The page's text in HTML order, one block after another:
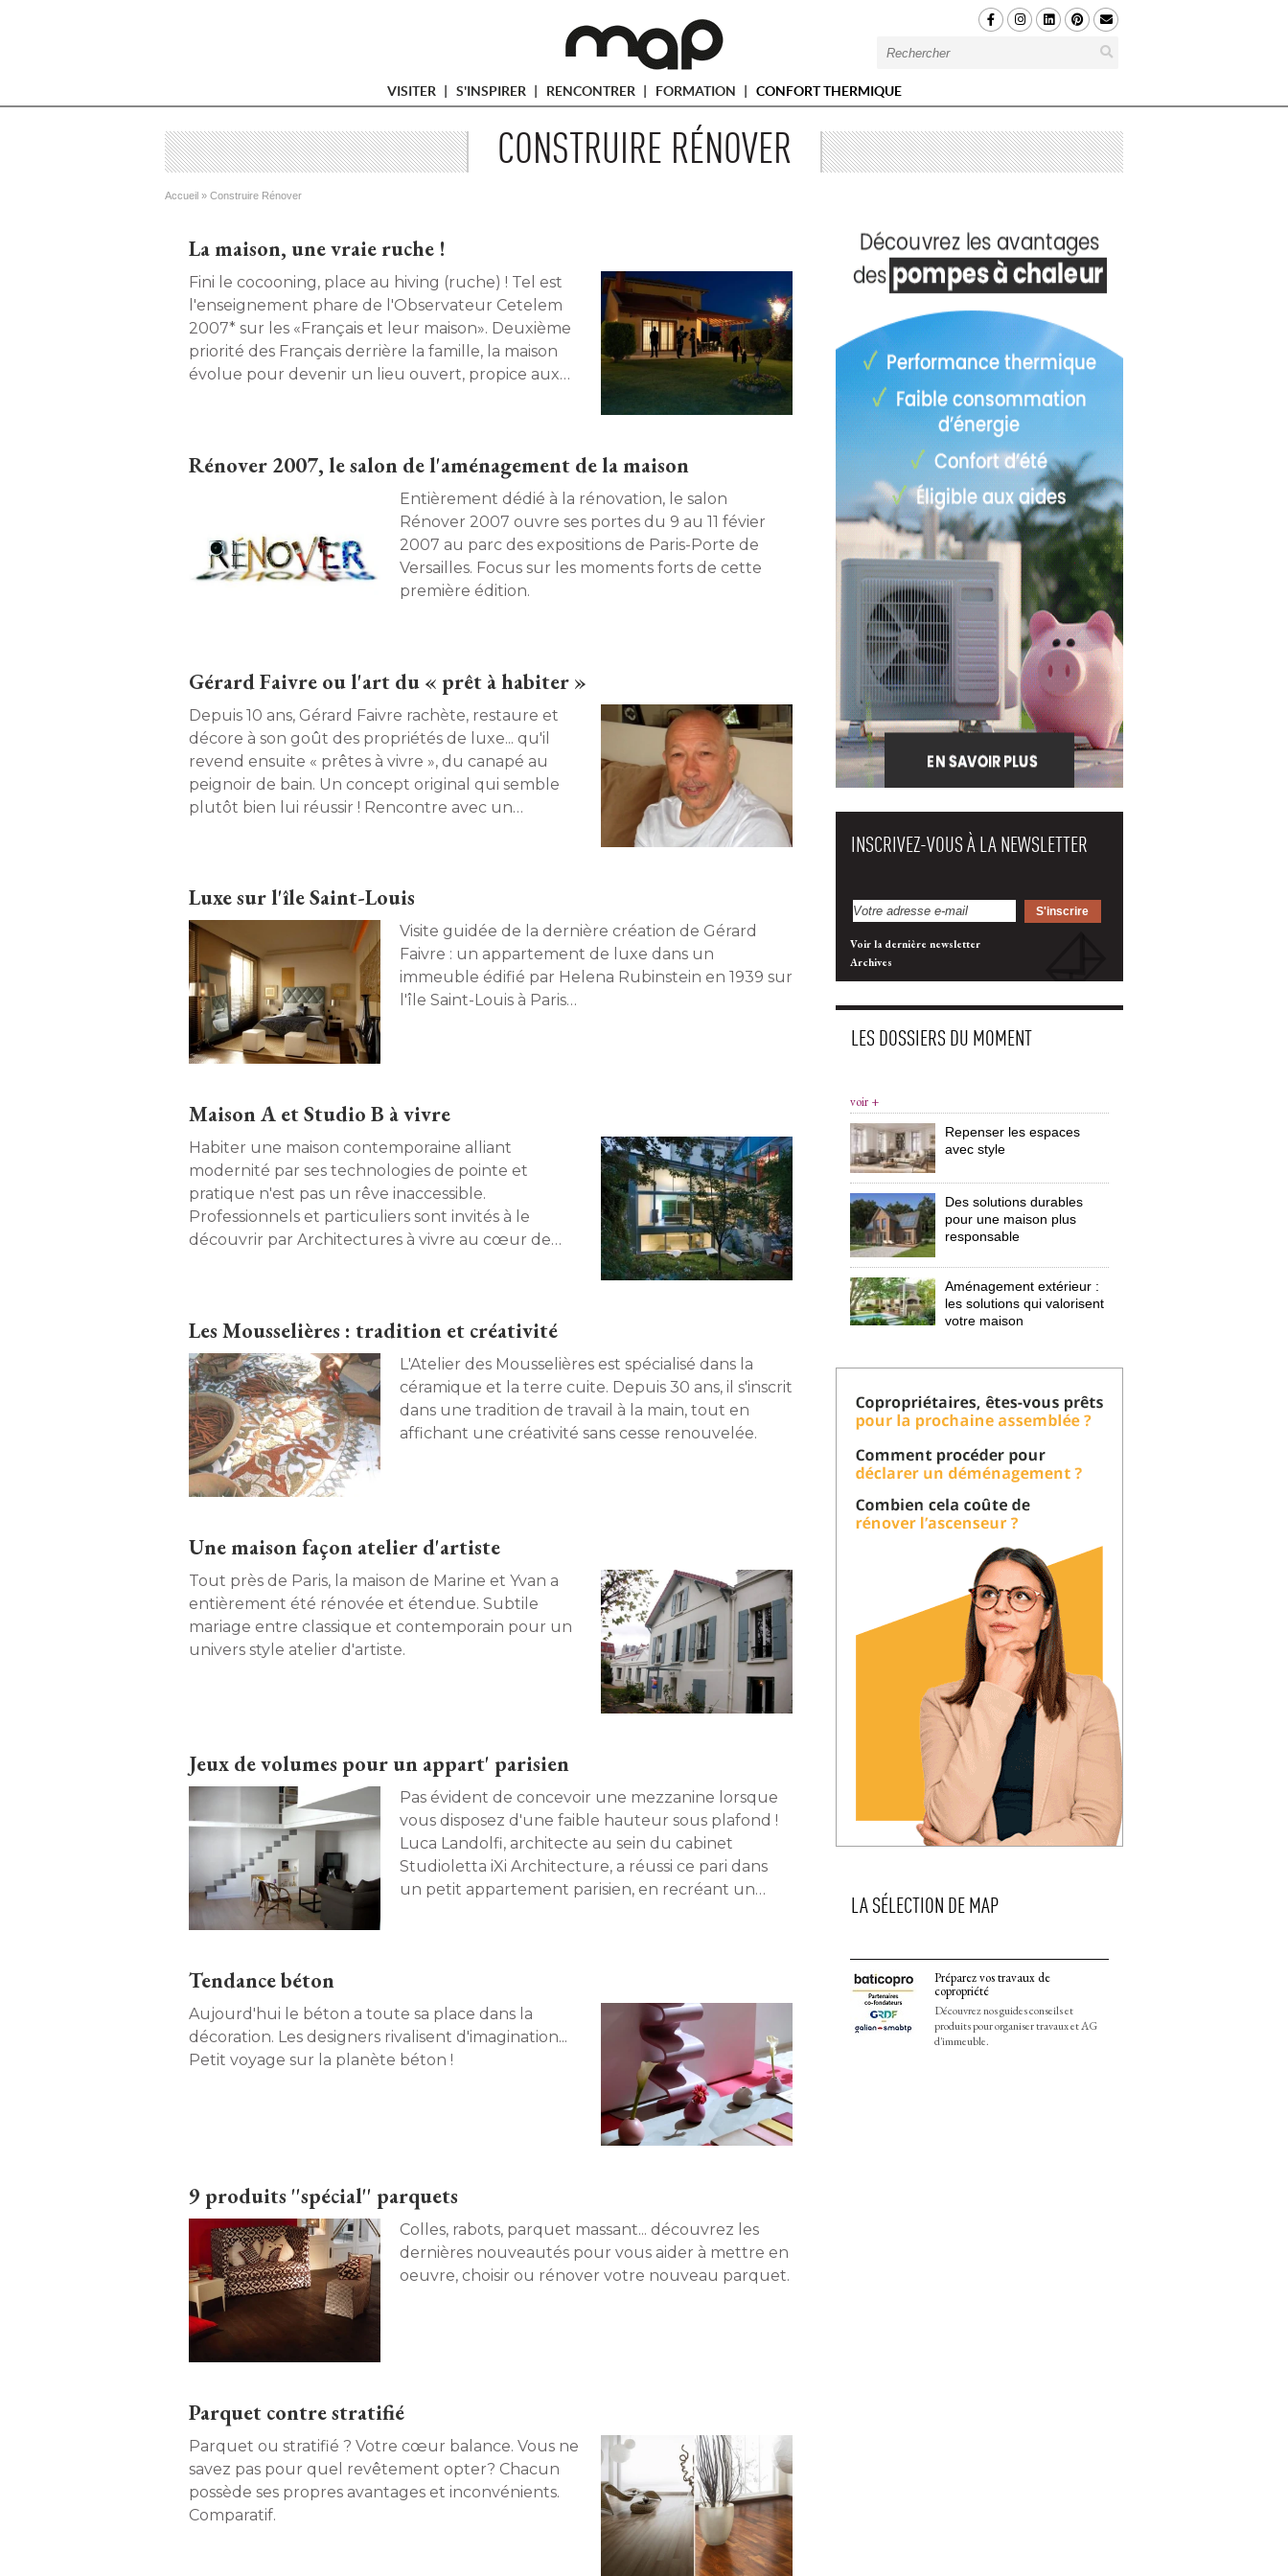
VISITER S'INSPIRER RENCONTRER FORMATION CONFORT THERMIQUE
CONSTRUIRE RÉNOVER
Vous êtes ici
Accueil » Construire Rénover
La maison, une vraie ruche !
Fini le cocooning, place au hiving (ruche) ! Tel est
l'enseignement phare de l'Observateur Cetelem
2007* sur les «Français et leur maison». Deuxième
priorité des Français derrière la famille, la maison
évolue pour devenir un lieu ouvert, propice aux
Rénover 2007, le salon de l'aménagement de la maison
Entièrement dédié à la rénovation, le salon
Rénover 2007 ouvre ses portes du 9 au 11 févier
2007 au parc des expositions de Paris-Porte de
Versailles. Focus sur les moments forts de cette
première édition.
Gérard Faivre ou l'art du « prêt à habiter »
Depuis 10 ans, Gérard Faivre rachète, restaure et
décore à son goût des propriétés de luxe... qu'il
revend ensuite « prêtes à vivre », du canapé au
peignoir de bain. Un concept original qui semble
plutôt bien lui réussir ! Rencontre avec un
Luxe sur l'île Saint-Louis
Visite guidée de la dernière création de Gérard
Faivre : un appartement de luxe dans un
immeuble édifié par Helena Rubinstein en 1939 sur
l'île Saint-Louis à Paris…
Maison A et Studio B à vivre
Habiter une maison contemporaine alliant
modernité par ses technologies de pointe et
pratique n'est pas un rêve inaccessible.
Professionnels et particuliers sont invités à le
découvrir par Architectures à vivre au cœur de
Les Mousselières : tradition et créativité
L'Atelier des Mousselières est spécialisé dans la
céramique et la terre cuite. Depuis 30 ans, il s'inscrit
dans une tradition de travail à la main, tout en
affichant une créativité sans cesse renouvelée.
Une maison façon atelier d'artiste
Tout près de Paris, la maison de Marine et Yvan a
entièrement été rénovée et étendue. Subtile
mariage entre classique et contemporain pour un
univers style atelier d'artiste.
Jeux de volumes pour un appart' parisien
Pas évident de concevoir une mezzanine lorsque
vous disposez d'une faible hauteur sous plafond !
Luca Landolfi, architecte au sein du cabinet
Studioletta iXi Architecture, a réussi ce pari dans
un petit appartement parisien, en recréant un
Tendance béton
Aujourd'hui le béton a toute sa place dans la
décoration. Les designers rivalisent d'imagination...
Petit voyage sur la planète béton !
9 produits ''spécial'' parquets
Colles, rabots, parquet massant... découvrez les
dernières nouveautés pour vous aider à mettre en
oeuvre, choisir ou rénover votre nouveau parquet.
Parquet contre stratifié
Parquet ou stratifié ? Votre cœur balance. Vous ne
savez pas pour quel revêtement opter? Chacun
possède ses propres avantages et inconvénients.
Comparatif.
INSCRIVEZ-VOUS À LA NEWSLETTER
Voir la dernière newsletter
Archives
LES DOSSIERS DU MOMENT
voir +
Repenser les espaces
avec style
Des solutions durables
pour une maison plus
responsable
Aménagement extérieur :
les solutions qui valorisent
votre maison
LA SÉLECTION DE MAP
Préparez vos travaux de
copropriété
Découvrez nos guides conseils et
produits pour organiser travaux et AG
d'immeuble.